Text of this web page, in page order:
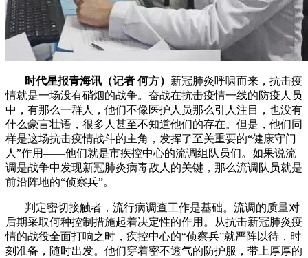
时代星报青海讯（记者 何方） 新冠肺炎呼啸而来，抗击疫
情就是一场没有硝烟的战争。奋战在抗击疫情一线的防疫人员
中，有那么一群人，他们不像医护人员那么引人注目，也没有
什么豪言壮语，很多人甚至不知道他们的存在。但是，他们同
样是这场抗击疫情战斗的主角，发挥了至关重要的“健康守门
人”作用——他们就是市疾控中心的流调组队员们。如果说流
调是战争中发现新冠肺炎病毒敌人的关键，那么流调队员就是
前沿阵地的“侦察兵”。
判定密切接触者，流行病调查工作是基础。流调的质量对
后期采取何种控制措施起着决定性的作用。从抗击新冠肺炎疫
情的战役全面打响之时，疾控中心的“侦察兵”就严阵以待，时
刻准备，随时出发。他们穿着密不透气的防护服，带上厚厚的